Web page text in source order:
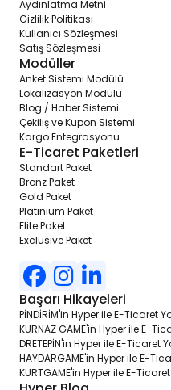
veri alışverişini ve iş akışınızı
yönetimi, envanter takibi ve
verimli hale getirebilir.
7. **Ödeme Entegrasyonları:**
sitenize entegre ederek,
sunabilirsiniz. Bu, müşteri
artırabilir.
8. **Özelleştirilebilir XML:** Ürün
özelleştirebilir ve
taraf entegrasyonları ve veri
9. **Çoklu Para Birimi:** Farklı
yaparak, uluslararası
pazarlara giriş yapmanızı ve
10. **SSL Sertifikası:** Güvenli
kişisel ve finansal bilgilerini
yardımcı olur.
11. **Online Fatura Modülü:**
gönderme imkanı sunar. Bu,
işlem süreçlerinizi hızlandırır ve
12. **Ana Sayfa Yönetim
Aydınlatma Metni
Gizlilik Politikası
Kullanıcı Sözleşmesi
Satış Sözleşmesi
Modüller
Anket Sistemi Modülü
Lokalizasyon Modülü
Blog / Haber Sistemi
Çekiliş ve Kupon Sistemi
Kargo Entegrasyonu
E-Ticaret Paketleri
Standart Paket
Bronz Paket
Gold Paket
Platinium Paket
Elite Paket
Exclusive Paket
Başarı Hikayeleri
PİNDİRİM'in Hyper ile E-Ticaret
KURNAZ GAME'in Hyper ile E-
DRETEPİN'in Hyper ile E-Ticaret
HAYDARGAME'in Hyper ile E-
KURTGAME'in Hyper ile E-